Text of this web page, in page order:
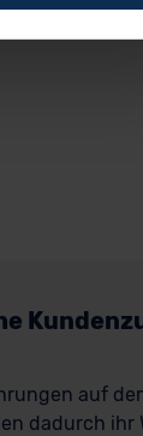
auf
dadurch ihr